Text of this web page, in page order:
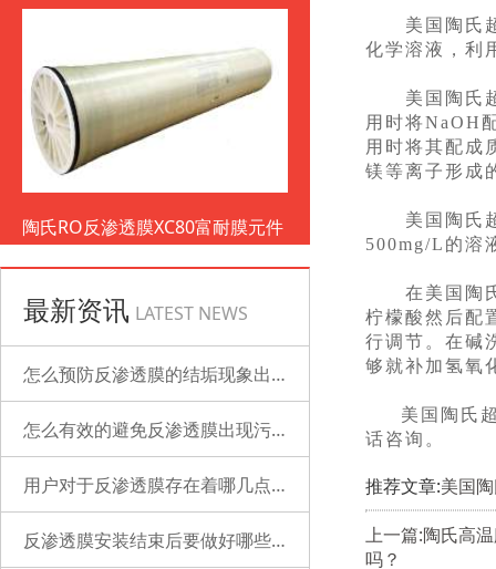
陶氏RO反渗透膜XC80富耐膜元件
最新资讯 LATEST NEWS
怎么预防反渗透膜的结垢现象出现？
怎么有效的避免反渗透膜出现污染？
用户对于反渗透膜存在着哪几点误解？
反渗透膜安装结束后要做好哪些检查的工作？
美国陶氏超
化学溶液，利
美国陶氏超
用时将NaOH
用时将其配成
镁等离子形成
美国陶氏超
500mg/L的溶
在美国陶氏
柠檬酸然后配
行调节。在碱
够就补加氢氧
美国陶氏
话咨询。
推荐文章:美国
上一篇:陶氏高
吗？